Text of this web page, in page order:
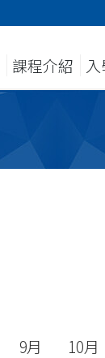
課程介紹
9月 10月